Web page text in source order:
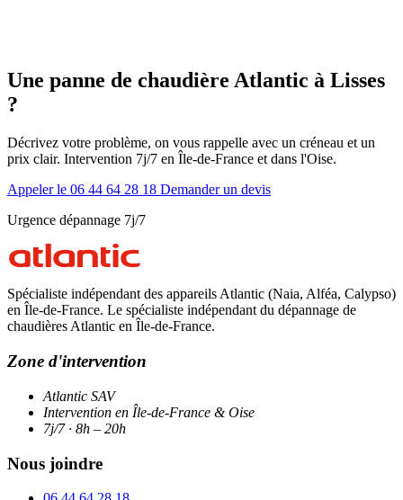
Une panne de chaudière Atlantic à Lisses
?
Décrivez votre problème, on vous rappelle avec un créneau et un
prix clair. Intervention 7j/7 en Île-de-France et dans l'Oise.
Appeler le 06 44 64 28 18 Demander un devis
Urgence dépannage 7j/7
Spécialiste indépendant des appareils Atlantic (Naia, Alféa, Calypso)
en Île-de-France. Le spécialiste indépendant du dépannage de
chaudières Atlantic en Île-de-France.
Zone d'intervention
Atlantic SAV
Intervention en Île-de-France & Oise
7j/7 · 8h – 20h
Nous joindre